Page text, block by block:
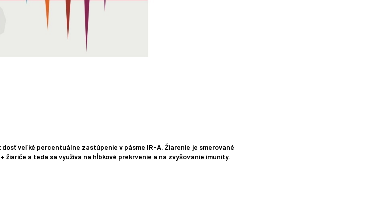
veľké percentuálne zastúpenie v pásme IR-A. Žiarenie je smerované
a teda sa využíva na hĺbkové prekrvenie a na zvyšovanie imunity.